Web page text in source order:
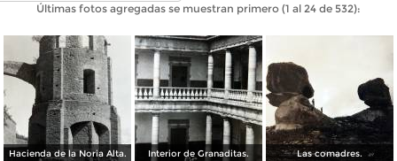
Últimas fotos agregadas se muestran primero (1 al 24 de 532):
Hacienda de la Noria Alta. Interior de Granaditas. Las comadres.